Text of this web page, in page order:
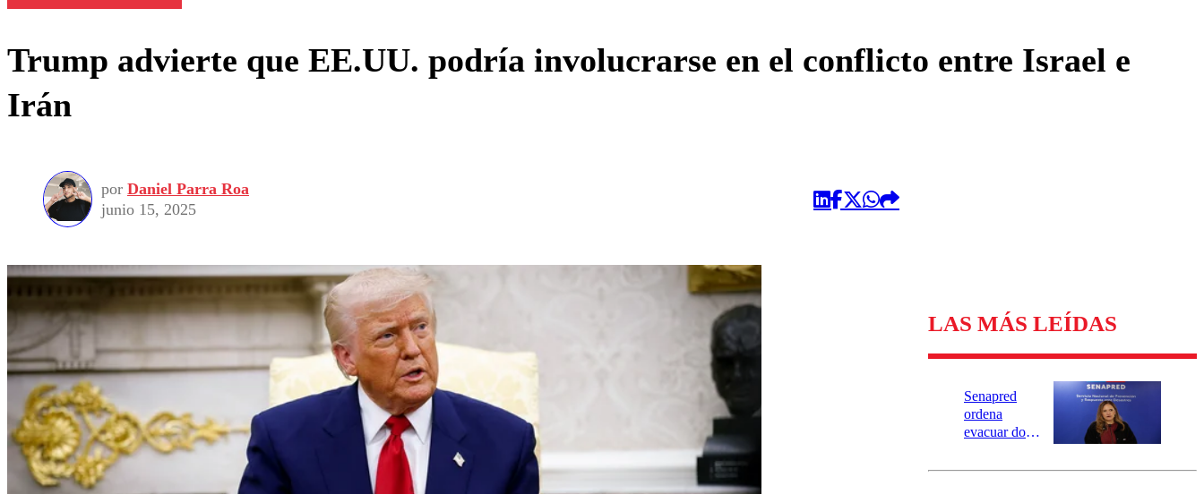
Trump advierte que EE.UU. podría involucrarse en el conflicto entre Israel e
Irán
por Daniel Parra Roa
junio 15, 2025
LAS MÁS LEÍDAS
Senapred
ordena
evacuar dos
Carahue por